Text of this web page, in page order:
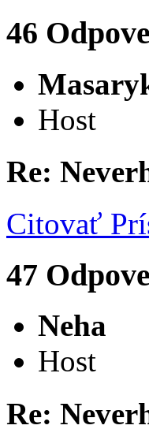
46
Host
Re:
Citovať
47
Neha
Host
Re: